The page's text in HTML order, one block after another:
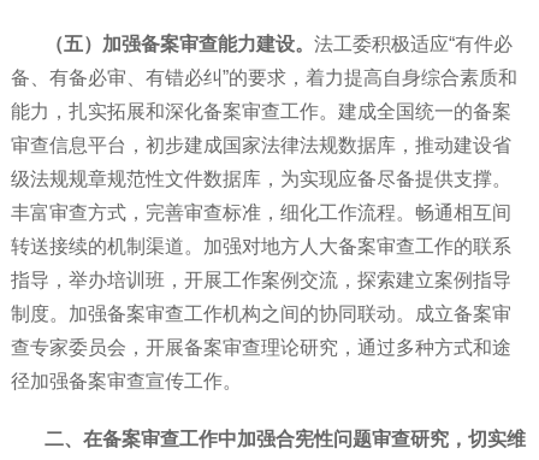
（五）加强备案审查能力建设。 法工委积极适应“有件必
备、有备必审、有错必纠”的要求，着力提高自身综合素质和
能力，扎实拓展和深化备案审查工作。建成全国统一的备案
审查信息平台，初步建成国家法律法规数据库，推动建设省
级法规规章规范性文件数据库，为实现应备尽备提供支撑。
丰富审查方式，完善审查标准，细化工作流程。畅通相互间
转送接续的机制渠道。加强对地方人大备案审查工作的联系
指导，举办培训班，开展工作案例交流，探索建立案例指导
制度。加强备案审查工作机构之间的协同联动。成立备案审
查专家委员会，开展备案审查理论研究，通过多种方式和途
径加强备案审查宣传工作。
二、在备案审查工作中加强合宪性问题审查研究，切实维